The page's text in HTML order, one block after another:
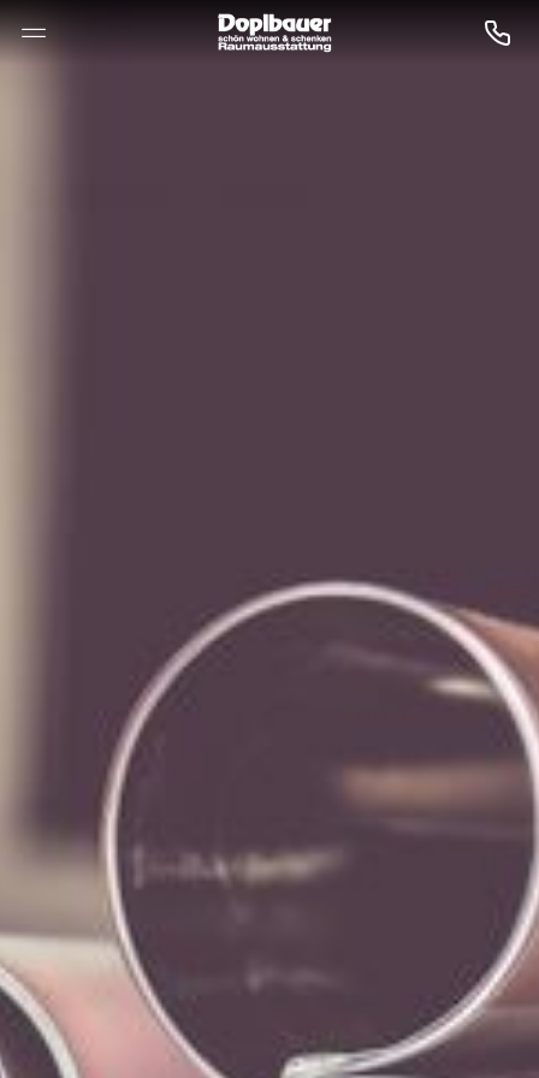
--
--
--
 